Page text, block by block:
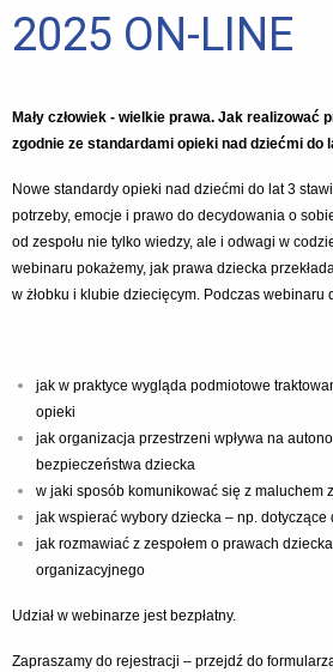
2025 ON-LINE
Mały człowiek - wielkie prawa. Jak realizować
zgodnie ze standardami opieki nad dziećmi do
Nowe standardy opieki nad dziećmi do lat 3
potrzeby, emocje i prawo do decydowania o
od zespołu nie tylko wiedzy, ale i odwagi w
webinaru pokażemy, jak prawa dziecka
w żłobku i klubie dziecięcym. Podczas webinaru
jak w praktyce wygląda podmiotowe
opieki
jak organizacja przestrzeni wpływa na
bezpieczeństwa dziecka
w jaki sposób komunikować się z maluchem
jak wspierać wybory dziecka – np. dotyczące
jak rozmawiać z zespołem o prawach
organizacyjnego
Udział w webinarze jest bezpłatny.
Zapraszamy do rejestracji – przejdź do